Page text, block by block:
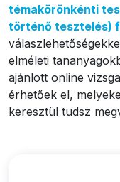
témakörönkénti
történő tesztelés)
elméleti
ajánlott online
érhetőek el,
keresztül tudsz